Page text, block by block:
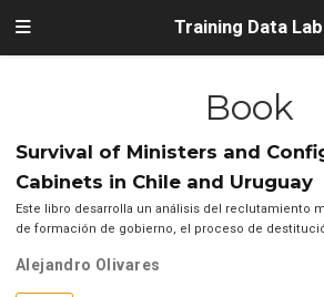
Training Data Lab
Book
Survival of Ministers and
Cabinets in Chile and Uruguay
Este libro desarrolla un análisis del reclutamiento
de formación de gobierno, el proceso de
Alejandro Olivares